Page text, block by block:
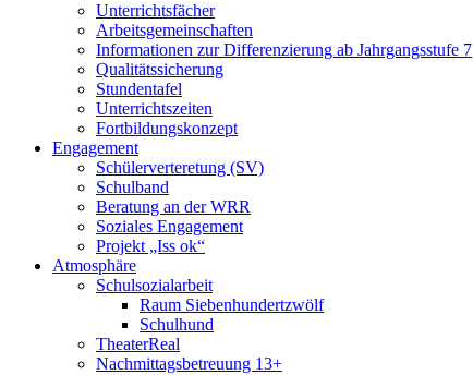
Unterrichtsfächer
Arbeitsgemeinschaften
Informationen zur Differenzierung ab Jahrgangsstufe 7
Qualitätssicherung
Stundentafel
Unterrichtszeiten
Fortbildungskonzept
Engagement
Schülerverteretung (SV)
Schulband
Beratung an der WRR
Soziales Engagement
Projekt „Iss ok“
Atmosphäre
Schulsozialarbeit
Raum Siebenhundertzwölf
Schulhund
TheaterReal
Nachmittagsbetreuung 13+